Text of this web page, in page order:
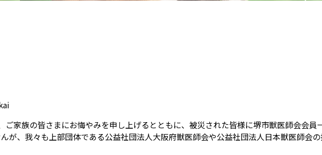
家族の皆さまにお悔やみを申し上げるとともに、被災された皆様に堺市獣医師会会
が、我々も上部団体である公益社団法人大阪府獣医師会や公益社団法人日本獣医師会